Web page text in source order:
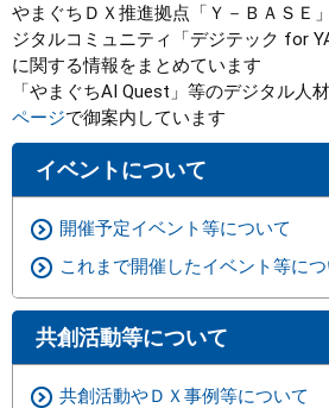
やまぐちＤＸ推進拠点「Ｙ－ＢＡＳＥ
ジタルコミュニティ「デジテック for
に関する情報をまとめています
「やまぐちAI Quest」等のデジタル人
ページで御案内しています
イベントについて
開催予定イベント等について
これまで開催したイベント等につ
共創活動等について
共創活動やＤＸ事例等について